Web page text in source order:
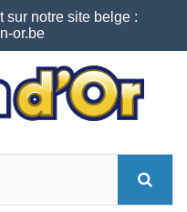
sur notre site belge :
or.be